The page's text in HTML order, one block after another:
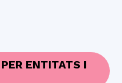
ENTITATS I